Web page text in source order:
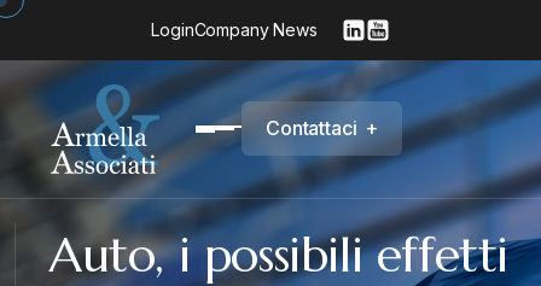
LoginCompany News
Contattaci +
Auto, i possibili effetti